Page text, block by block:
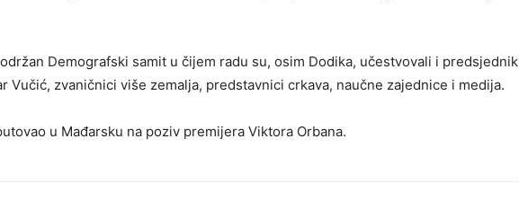
Demografski samit u čijem radu su, osim Dodika, učestvovali i predsjednik
Vučić, zvaničnici više zemalja, predstavnici crkava, naučne zajednice i medija.
u Mađarsku na poziv premijera Viktora Orbana.